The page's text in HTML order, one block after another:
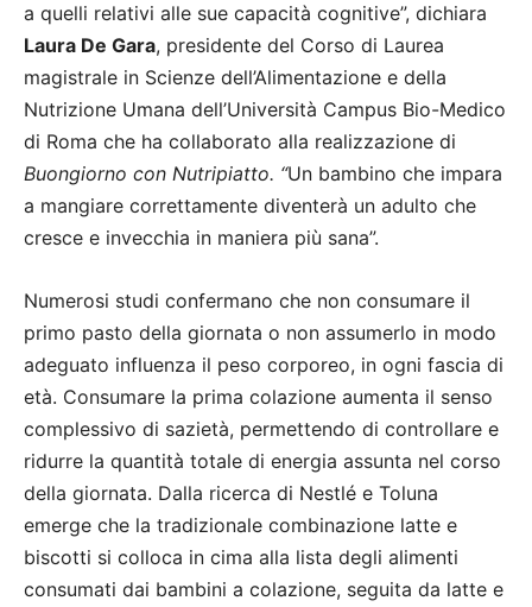
a quelli relativi alle sue capacità cognitive”, dichiara
Laura De Gara, presidente del Corso di Laurea
magistrale in Scienze dell’Alimentazione e della
Nutrizione Umana dell’Università Campus Bio-Medico
di Roma che ha collaborato alla realizzazione di
Buongiorno con Nutripiatto. “Un bambino che impara
a mangiare correttamente diventerà un adulto che
cresce e invecchia in maniera più sana”.
Numerosi studi confermano che non consumare il
primo pasto della giornata o non assumerlo in modo
adeguato influenza il peso corporeo, in ogni fascia di
età. Consumare la prima colazione aumenta il senso
complessivo di sazietà, permettendo di controllare e
ridurre la quantità totale di energia assunta nel corso
della giornata. Dalla ricerca di Nestlé e Toluna
emerge che la tradizionale combinazione latte e
biscotti si colloca in cima alla lista degli alimenti
consumati dai bambini a colazione, seguita da latte e